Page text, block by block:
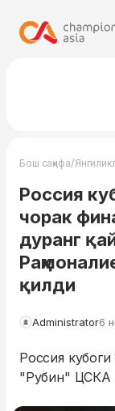
Бош саҳифа/
Россия
чорак
дуранг
қилди
Administrator6
Россия
"Рубин" ЦСКА